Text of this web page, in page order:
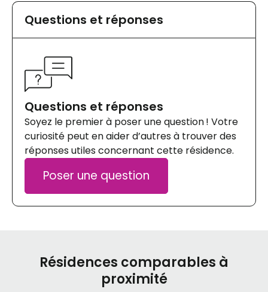
Questions et réponses
Questions et réponses
Soyez le premier à poser une question ! Votre
curiosité peut en aider d’autres à trouver des
réponses utiles concernant cette résidence.
Poser une question
Résidences comparables à
proximité